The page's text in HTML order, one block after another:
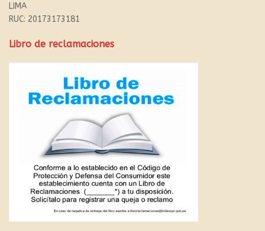
LIMA
RUC: 20173173181
Libro de reclamaciones